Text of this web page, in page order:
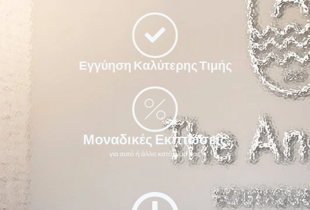
Εγγύηση Καλύτερης Τιμής
Μοναδικές Εκπτώσεις
για αυτό ή άλλο κατάλυμα μας